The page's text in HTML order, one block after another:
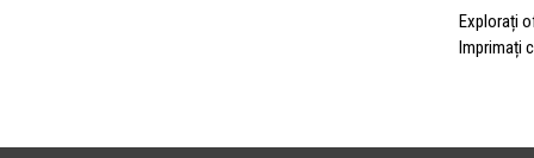
Explorați
Imprimați